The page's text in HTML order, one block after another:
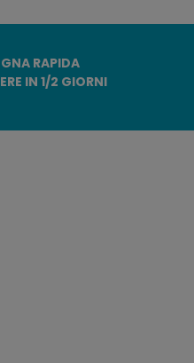
RAPIDA
IN 1/2 GIORNI